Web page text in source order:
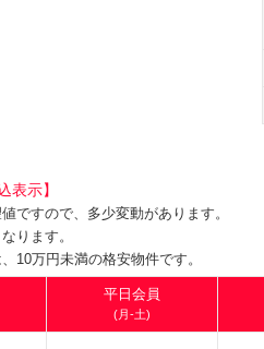
表示】
ですので、多少変動があります。
ります。
10万円未満の格安物件です。
平日会員
(月-土)